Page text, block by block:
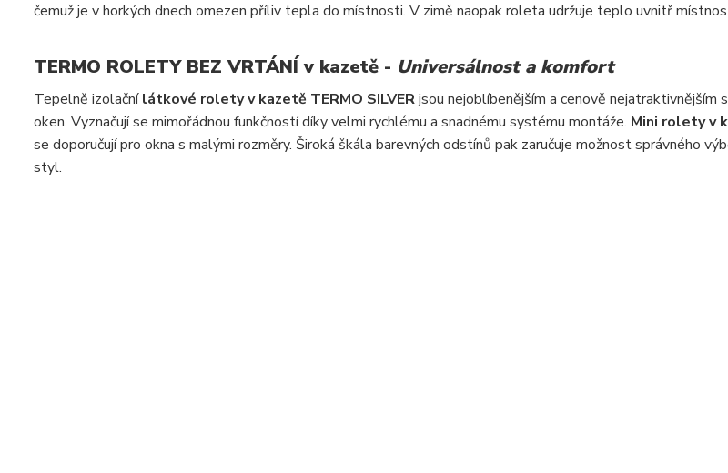
čemuž je v horkých dnech omezen příliv tepla do místnosti. V zimě naopak roleta udržuje teplo uvnitř
TERMO ROLETY BEZ VRTÁNÍ v kazetě - Universálnost a komfort
Tepelně izolačnílátkové rolety v kazetě TERMO SILVERjsou nejoblíbenějším a cenově nejatraktivnějším
oken. Vyznačují se mimořádnou funkčností díky velmi rychlému a snadnému systému montáže. Mini rolety v
se doporučují pro okna s malými rozměry. Široká škála barevných odstínů pak zaručuje možnost správného
styl.